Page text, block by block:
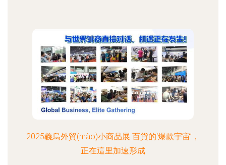
2025義烏外貿(mào)小商品展 百貨的‘爆款宇宙’，
正在這里加速形成